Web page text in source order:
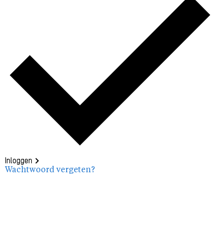
Inloggen
Wachtwoord vergeten?